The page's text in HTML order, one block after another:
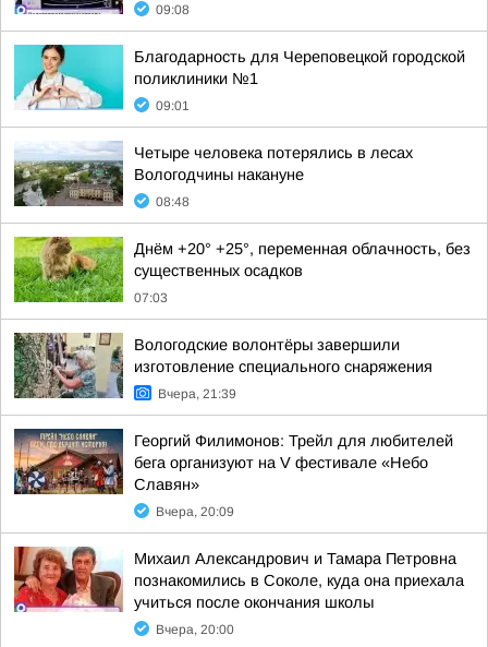
09:08
Благодарность для Череповецкой городской
поликлиники №1
09:01
Четыре человека потерялись в лесах
Вологодчины накануне
08:48
Днём +20° +25°, переменная облачность, без
существенных осадков
07:03
Вологодские волонтёры завершили
изготовление специального снаряжения
Вчера, 21:39
Георгий Филимонов: Трейл для любителей
бега организуют на V фестивале «Небо
Славян»
Вчера, 20:09
Михаил Александрович и Тамара Петровна
познакомились в Соколе, куда она приехала
учиться после окончания школы
Вчера, 20:00